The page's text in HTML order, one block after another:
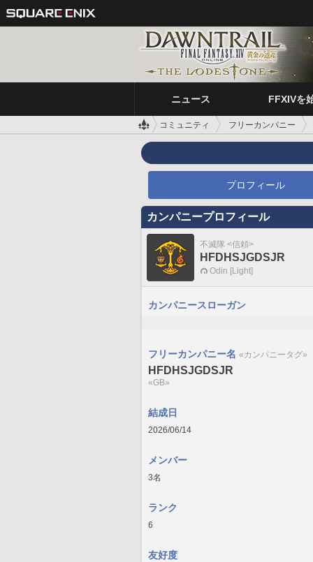
ニュース FFXIVを
コミュニティ フリーカンパニー
プロフィール
カンパニープロフィール
不滅隊 <信頼>
HFDHSJGDSJR
Odin [Light]
カンパニースローガン
フリーカンパニー名 «カンパニータグ»
HFDHSJGDSJR
«GB»
結成日
2026/06/14
メンバー
3名
ランク
6
友好度